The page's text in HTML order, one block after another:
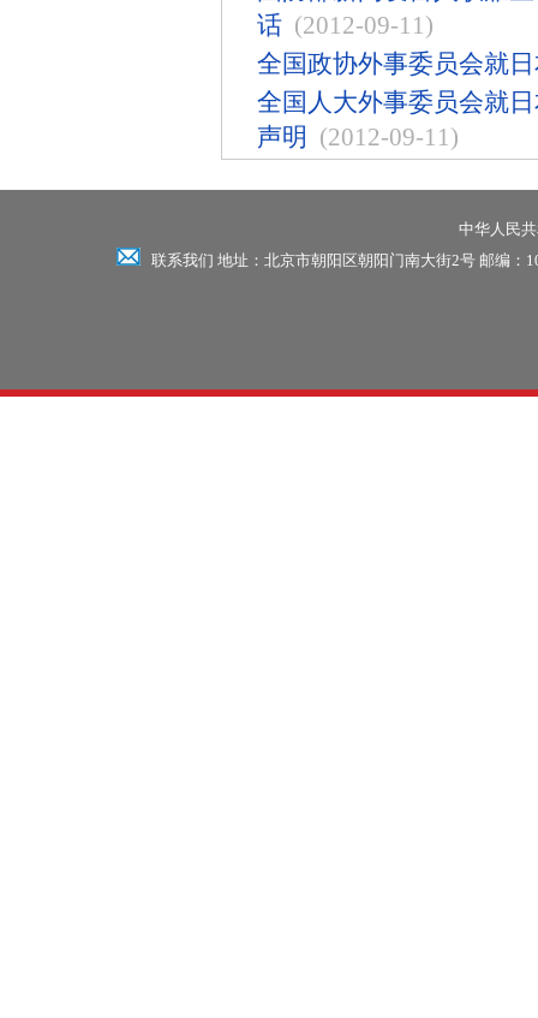
话 (2012-09-11)
全国政协外事委员会就
全国人大外事委员会就
声明 (2012-09-11)
中华人民
联系我们 地址：北京市朝阳区朝阳门南大街2号 邮编：